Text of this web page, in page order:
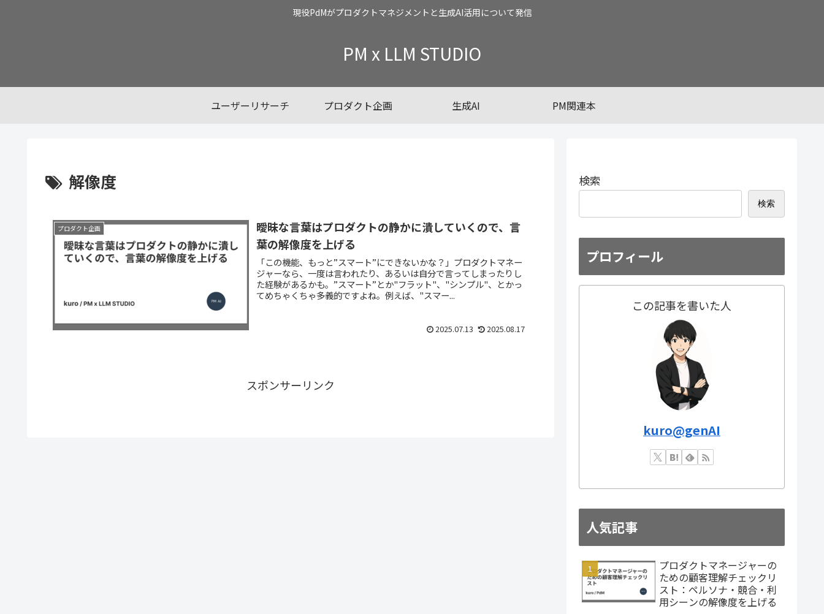
現役PdMがプロダクトマネジメントと生成AI活用について発信
PM x LLM STUDIO
ユーザーリサーチ プロダクト企画 生成AI PM関連本
解像度
プロダクト企画
曖昧な言葉はプロダクトの静かに潰していくので、言
葉の解像度を上げる
「この機能、もっと”スマート”にできないかな？」プロダクトマネー
ジャーなら、一度は言われたり、あるいは自分で言ってしまったりし
た経験があるかも。”スマート”とか"フラット"、"シンプル"、とかっ
てめちゃくちゃ多義的ですよね。例えば、"スマー...
2025.07.13 2025.08.17
スポンサーリンク
検索
検索
プロフィール
この記事を書いた人
kuro@genAI
人気記事
プロダクトマネージャーの
ための顧客理解チェックリ
スト：ペルソナ・競合・利
用シーンの解像度を上げる